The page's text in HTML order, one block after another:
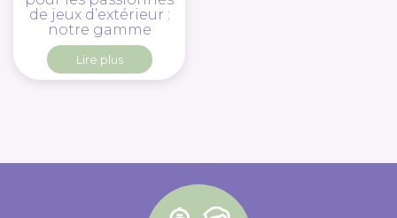
de jeux d’extérieur :
notre gamme
Lire plus